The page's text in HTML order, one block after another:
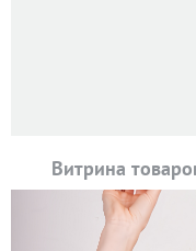
Витрина